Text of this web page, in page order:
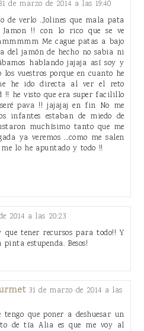
de marzo de 2014 a las 19:40
de verlo ..Jolines que mala pata
Jamon !! con lo rico que se ve
Me cague patas a bajo
del jamón de hecho no sabia ni
hablando jajaja así soy y
los vuestros porque en cuanto he
he ido directa al ver el reto
!! he visto que era super facilillo
pava !! jajajaj en fin No me
infantes estaban de miedo de
muchísimo tanto que me
ya veremos ...como me salen
lo he apuntado y todo !!
2014 a las 20:23
que tener recursos para todo!! Y
estupenda. Besos!
31 de marzo de 2014 a las
que poner a deshuesar un
de tía Alia es que me voy al